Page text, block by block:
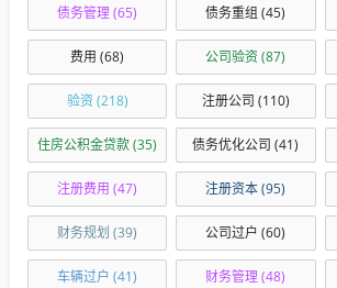
债务管理(65) 债务重组(45)
费用 (68) 公司验资(87)
验资 (218) 注册公司 (110)
住房公积金贷款(35) 债务优化公司 (41)
注册费用 (47) 注册资本(95)
财务规划 (39) 公司过户 (60)
车辆过户 (41) 财务管理(48)